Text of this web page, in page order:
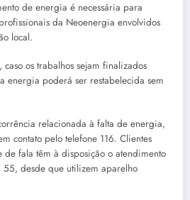
de energia é necessária para
da Neoenergia envolvidos
local.
caso os trabalhos sejam finalizados
energia poderá ser restabelecida sem
relacionada à falta de energia,
contato pelo telefone 116. Clientes
fala têm à disposição o atendimento
desde que utilizem aparelho